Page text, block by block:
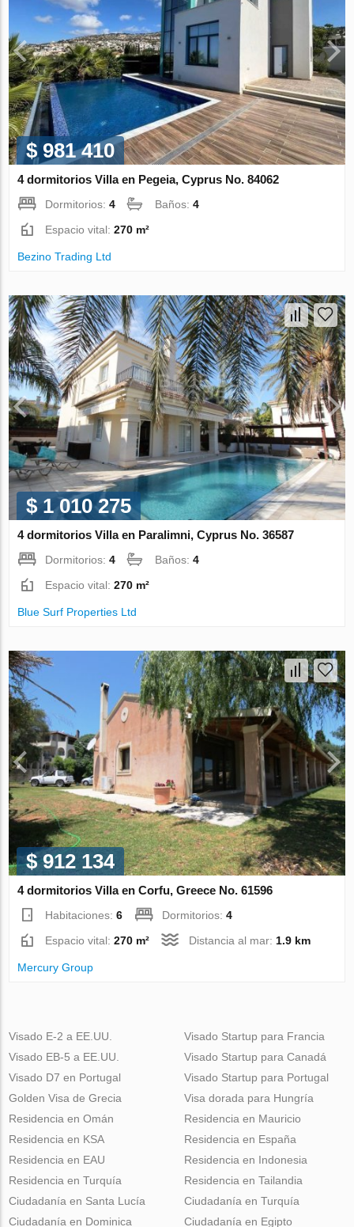
$ 981 410
4 dormitorios Villa en Pegeia, Cyprus No. 84062
Dormitorios:4 Baños:4
Espacio vital:270 m²
Bezino Trading Ltd
$ 1 010 275
4 dormitorios Villa en Paralimni, Cyprus No. 36587
Dormitorios:4 Baños:4
Espacio vital:270 m²
Blue Surf Properties Ltd
$ 912 134
4 dormitorios Villa en Corfu, Greece No. 61596
Habitaciones:6 Dormitorios:4
Espacio vital:270 m² Distancia al mar: 1.9 km
Mercury Group
Visado E-2 a EE.UU.
Visado EB-5 a EE.UU.
Visado D7 en Portugal
Golden Visa de Grecia
Visado Startup para Francia
Visado Startup para Canadá
Visado Startup para Portugal
Visa dorada para Hungría
Residencia en Omán
Residencia en KSA
Residencia en EAU
Residencia en Turquía
Residencia en Mauricio
Residencia en España
Residencia en Indonesia
Residencia en Tailandia
Ciudadanía en Santa Lucía
Ciudadanía en Dominica
Ciudadanía en Turquía
Ciudadanía en Egipto